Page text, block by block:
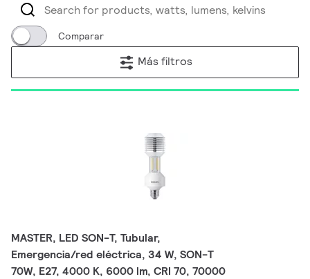
Comparar
Más filtros
MASTER, LED SON-T, Tubular,
Emergencia/red eléctrica, 34 W, SON-T
70W, E27, 4000 K, 6000 lm, CRI 70, 70000